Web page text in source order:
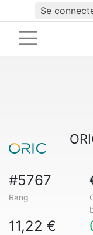
Se
#5767
Rang
11,22 €